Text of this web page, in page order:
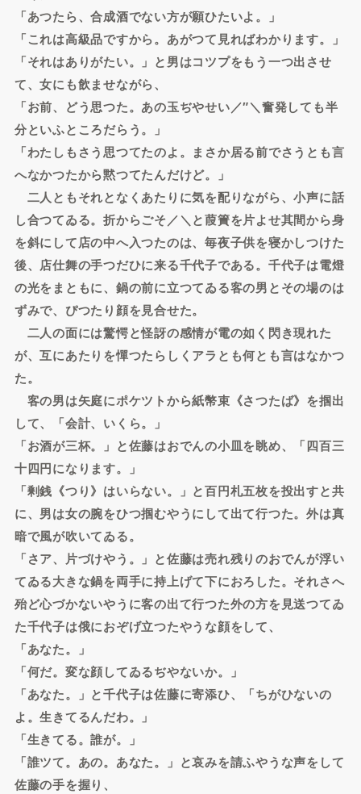
「あつたら、合成酒でない方が願ひたいよ。」
「これは高級品ですから。あがつて見ればわかります。」
「それはありがたい。」と男はコツプをもう一つ出させ
て、女にも飲ませながら、
「お前、どう思つた。あの玉ぢやせい／″＼奮発しても半
分といふところだらう。」
「わたしもさう思つてたのよ。まさか居る前でさうとも言
へなかつたから黙つてたんだけど。」
二人ともそれとなくあたりに気を配りながら、小声に話
し合つてゐる。折からごそ／＼と葭簀を片よせ其間から身
を斜にして店の中へ入つたのは、毎夜子供を寝かしつけた
後、店仕舞の手つだひに来る千代子である。千代子は電燈
の光をまともに、鍋の前に立つてゐる客の男とその場のは
ずみで、ぴつたり顔を見合せた。
二人の面には驚愕と怪訝の感情が電の如く閃き現れた
が、互にあたりを憚つたらしくアラとも何とも言はなかつ
た。
客の男は矢庭にポケツトから紙幣束《さつたば》を掴出
して、「会計、いくら。」
「お酒が三杯。」と佐藤はおでんの小皿を眺め、「四百三
十四円になります。」
「剰銭《つり》はいらない。」と百円札五枚を投出すと共
に、男は女の腕をひつ掴むやうにして出て行つた。外は真
暗で風が吹いてゐる。
「さア、片づけやう。」と佐藤は売れ残りのおでんが浮い
てゐる大きな鍋を両手に持上げて下におろした。それさへ
殆ど心づかないやうに客の出て行つた外の方を見送つてゐ
た千代子は俄におぞげ立つたやうな顔をして、
「あなた。」
「何だ。変な顔してゐるぢやないか。」
「あなた。」と千代子は佐藤に寄添ひ、「ちがひないの
よ。生きてるんだわ。」
「生きてる。誰が。」
「誰ツて。あの。あなた。」と哀みを請ふやうな声をして
佐藤の手を握り、